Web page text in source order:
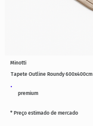
premium
Tapete Outline Roundy 600x400cm
* Preço estimado de mercado
Minotti